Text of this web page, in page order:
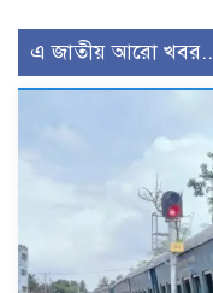
এ জাতীয় আরো খবর..